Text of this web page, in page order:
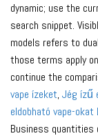
dynamic; use the
search snippet.
models refers to
those terms apply
continue the
vape ízeket, Jég ízű
eldobható vape-okat
Business quantities